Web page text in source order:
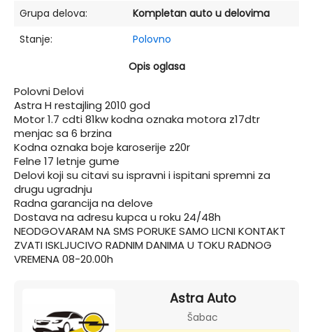
Grupa delova:
Kompletan auto u delovima
Stanje:
Polovno
Opis oglasa
Polovni Delovi
Astra H restajling 2010 god
Motor 1.7 cdti 81kw kodna oznaka motora z17dtr
menjac sa 6 brzina
Kodna oznaka boje karoserije z20r
Felne 17 letnje gume
Delovi koji su citavi su ispravni i ispitani spremni za
drugu ugradnju
Radna garancija na delove
Dostava na adresu kupca u roku 24/48h
NEODGOVARAM NA SMS PORUKE SAMO LICNI KONTAKT
ZVATI ISKLJUCIVO RADNIM DANIMA U TOKU RADNOG
VREMENA 08-20.00h
Astra Auto
Šabac